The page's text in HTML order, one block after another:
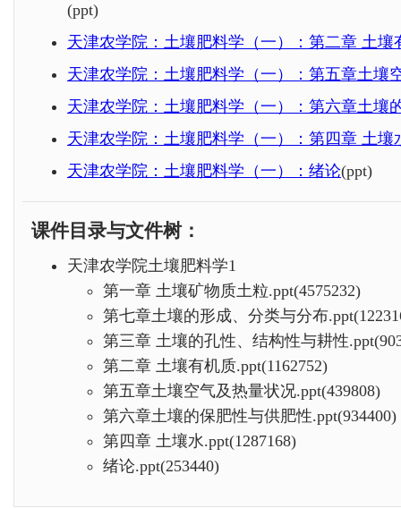
(ppt)
天津农学院：土壤肥料学（一）：第二章 土壤
天津农学院：土壤肥料学（一）：第五章土壤
天津农学院：土壤肥料学（一）：第六章土壤
天津农学院：土壤肥料学（一）：第四章 土壤
天津农学院：土壤肥料学（一）：绪论(ppt)
课件目录与文件树：
天津农学院土壤肥料学1
第一章 土壤矿物质土粒.ppt(4575232)
第七章土壤的形成、分类与分布
第三章 土壤的孔性、结构性与耕性
第二章 土壤有机质.ppt(1162752)
第五章土壤空气及热量状况.ppt(439808)
第六章土壤的保肥性与供肥性.ppt(934400)
第四章 土壤水.ppt(1287168)
绪论.ppt(253440)